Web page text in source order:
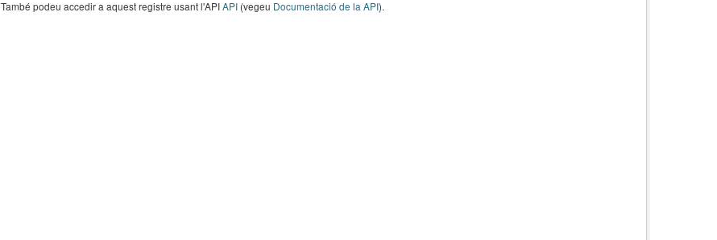
També podeu accedir a aquest registre usant l'APIAPI (vegeu Documentació de la API).